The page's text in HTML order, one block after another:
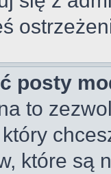
posty
to
które są